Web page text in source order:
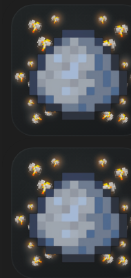
100.000 Коинов
169 ₽
250.000 Коинов
299 ₽